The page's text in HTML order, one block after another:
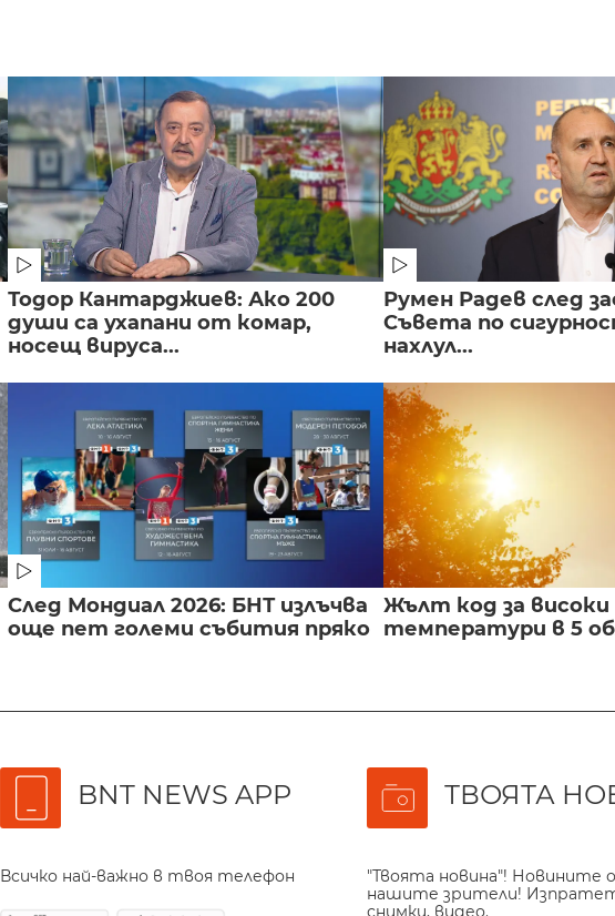
Тодор Кантарджиев: Ако 200
души са ухапани от комар,
носещ вируса...
Румен Радев след
Съвета по
нахлул...
След Мондиал 2026: БНТ излъчва
още пет големи събития пряко
Жълт код за високи
температури в 5
BNT NEWS APP
Всичко най-важно в твоя телефон
ТВОЯТА
"Твоята новина"! Новините
нашите зрители!
снимки, видео.